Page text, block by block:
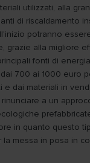
utilizzati, alla
di riscaldamento
potranno
grazie alla migliore
fonti di
700 ai 1000 euro
e dai materiali in
a un
in quanto questo
la messa in posa in